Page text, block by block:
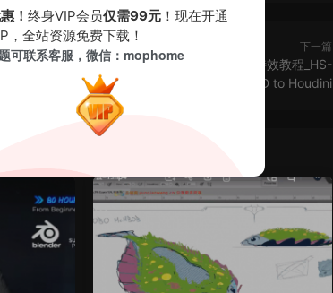
下一篇
程-无字幕]Houdini模拟C4D几何运动图形动画特效教程_HS-
114: From C4D to Houdini
！ 终身VIP会员仅需99元 ！现在开通
，全站资源免费下载！
可联系客服，微信：mophome